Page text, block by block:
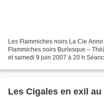
Les Flammiches noirs La Cie
Flammiches noirs Burlesque –
et samedi 9 juin 2007 à 20 h
Les Cigales en exil